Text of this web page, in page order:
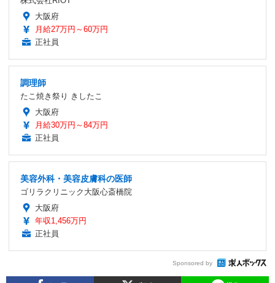
大阪府
月給27万円～60万円
正社員
調理師
たこ焼き祭り きしたこ
大阪府
月給30万円～84万円
正社員
美容外科・美容皮膚科の医師
ゴリラクリニック大阪心斎橋院
大阪府
年収1,456万円
正社員
Sponsored by